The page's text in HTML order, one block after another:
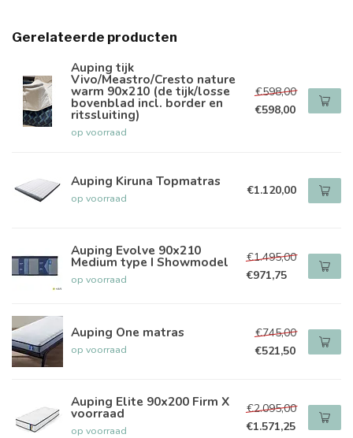
Gerelateerde producten
Auping tijk
Vivo/Meastro/Cresto nature
warm 90x210 (de tijk/losse
bovenblad incl. border en
ritssluiting)
op voorraad
€598,00
€598,00
Auping Kiruna Topmatras
op voorraad €1.120,00
Auping Evolve 90x210
Medium type I Showmodel
op voorraad
€1.495,00
€971,75
Auping One matras
op voorraad
€745,00
€521,50
Auping Elite 90x200 Firm X
voorraad
op voorraad
€2.095,00
€1.571,25